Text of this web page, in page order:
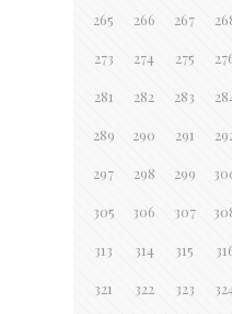
265 266 267
273 274 275
281 282 283
289 290 291
297 298 299
305 306 307
313 314 315
321 322 323